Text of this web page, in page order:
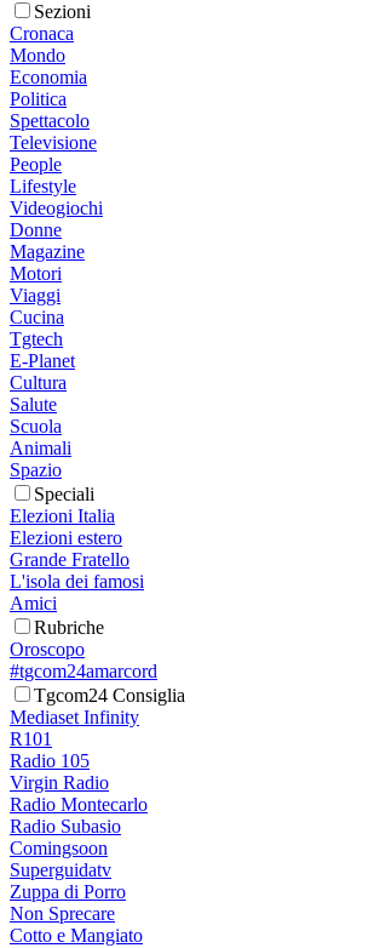
Sezioni
Cronaca
Mondo
Economia
Politica
Spettacolo
Televisione
People
Lifestyle
Videogiochi
Donne
Magazine
Motori
Viaggi
Cucina
Tgtech
E-Planet
Cultura
Salute
Scuola
Animali
Spazio
Speciali
Elezioni Italia
Elezioni estero
Grande Fratello
L'isola dei famosi
Amici
Rubriche
Oroscopo
#tgcom24amarcord
Tgcom24 Consiglia
Mediaset Infinity
R101
Radio 105
Virgin Radio
Radio Montecarlo
Radio Subasio
Comingsoon
Superguidatv
Zuppa di Porro
Non Sprecare
Cotto e Mangiato